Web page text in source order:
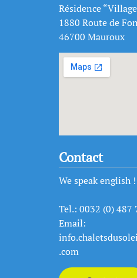
Résidence
1880 Route de
46700 Mauroux
Contact
We speak english !
Tel.: 0032 (0) 487
Email:
.com